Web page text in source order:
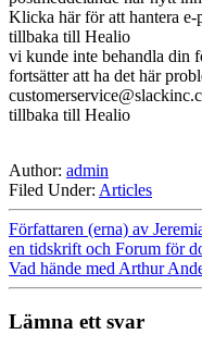
Klicka här för att hantera e-
tillbaka till Healio
vi kunde inte behandla din
fortsätter att ha det här
tillbaka till Healio
Author: admin
Filed Under: Articles
Författaren (erna) av
en tidskrift och Forum för
Vad hände med Arthur
Lämna ett svar